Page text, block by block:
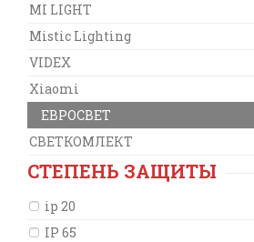
MI LIGHT
Mistic Lighting
VIDEX
Xiaomi
ЕВРОСВЕТ
СВЕТКОМЛЕКТ
СТЕПЕНЬ ЗАЩИТЫ
ip 20
IP 65